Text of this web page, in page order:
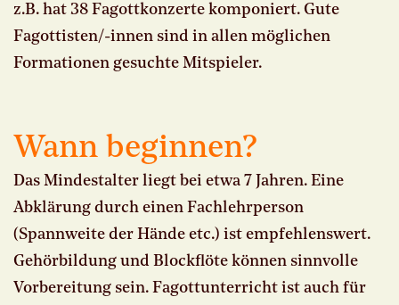
z.B. hat 38 Fagottkonzerte komponiert. Gute
Fagottisten/-innen sind in allen möglichen
Formationen gesuchte Mitspieler.
Wann beginnen?
Das Mindestalter liegt bei etwa 7 Jahren. Eine
Abklärung durch einen Fachlehrperson
(Spannweite der Hände etc.) ist empfehlenswert.
Gehörbildung und Blockflöte können sinnvolle
Vorbereitung sein. Fagottunterricht ist auch für